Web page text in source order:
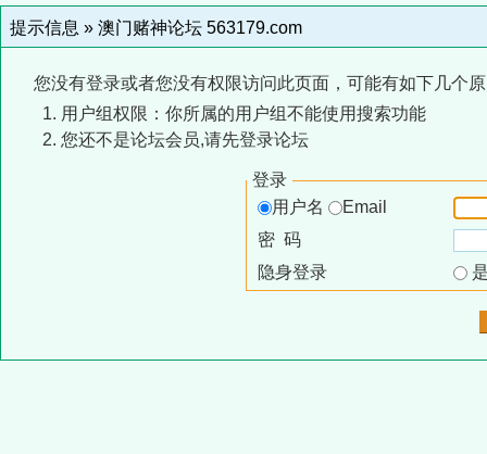
提示信息 » 澳门赌神论坛 563179.com
您没有登录或者您没有权限访问此页面，可能有如下几个
用户组权限：你所属的用户组不能使用搜索功能
您还不是论坛会员,请先登录论坛
登录
用户名
Email
密 码
隐身登录